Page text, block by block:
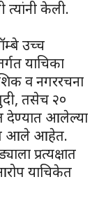
त्यांनी केली.
उच्च
याचिका
व नगररचना
तसेच २०
देण्यात आलेल्या
आले आहेत.
प्रत्यक्षात
याचिकेत